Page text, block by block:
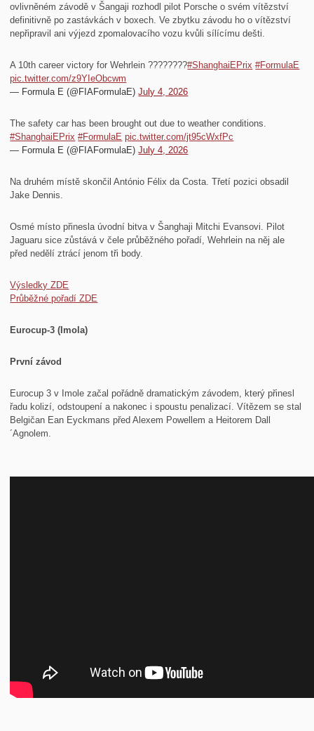
ovlivněném závodě v Šangaji rozhodl pilot Porsche o svém vítězství
definitivně po zastávkách v boxech. Ve zbytku závodu ho o vítězství
nepřipravil ani výjezd zpomalovacího vozu kvůli sílícímu dešti.
A 10th career victory for Wehrlein ????‍????#ShanghaiEPrix #FormulaE
pic.twitter.com/z9YIeObcwm
— Formula E (@FIAFormulaE)July 4, 2026
The safety car has been brought out due to weather conditions.
#ShanghaiEPrix #FormulaE pic.twitter.com/jt95cWxfPc
— Formula E (@FIAFormulaE)July 4, 2026
Na druhém místě skončil António Félix da Costa. Třetí pozici obsadil
Jake Dennis.
Osmé místo přinesla úvodní bitva v Šanghaji Mitchi Evansovi. Pilot
Jaguaru sice zůstává v čele průběžného pořadí, Wehrlein na něj ale
před nedělí ztrácí jenom tři body.
Výsledky ZDE
Průběžné pořadí ZDE
Eurocup-3 (Imola)
První závod
Eurocup 3 v Imole začal pořádně dramatickým závodem, který přinesl
řadu kolizí, odstoupení a nakonec i spoustu penalizací. Vítězem se stal
Belgičan Ean Eyckmans před Alexem Powellem a Heitorem Dall
´Agnolem.